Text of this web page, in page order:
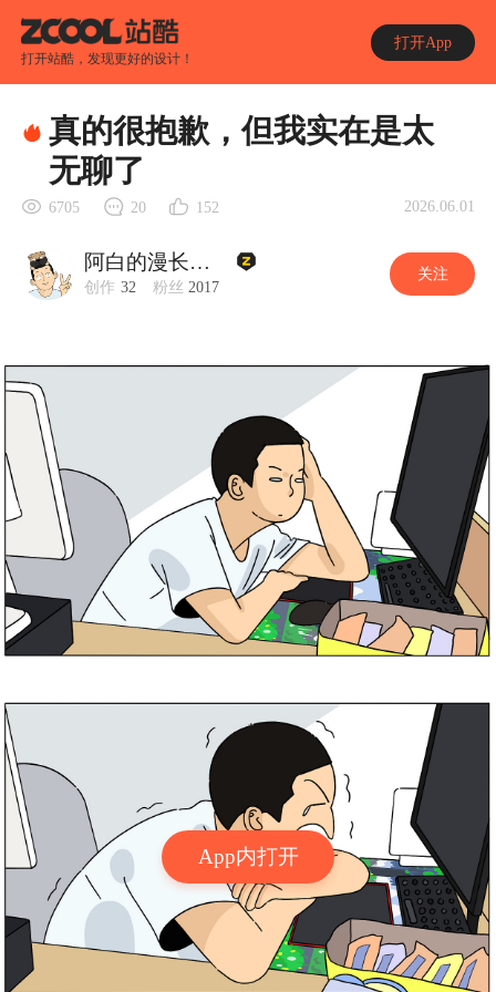
打开站酷，发现更好的设计！
打开App
App内打开
真的很抱歉，但我实在是太
无聊了
6705 20 152 2026.06.01
阿白的漫长岁月
创作 32 粉丝 2017
关注